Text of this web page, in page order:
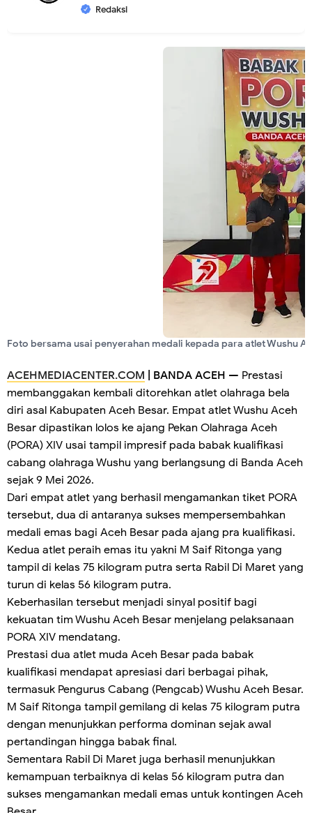
Redaksi
Foto bersama usai penyerahan medali kepada para atlet Wushu
ACEHMEDIACENTER.COM | BANDA ACEH — Prestasi
membanggakan kembali ditorehkan atlet olahraga bela
diri asal Kabupaten Aceh Besar. Empat atlet Wushu Aceh
Besar dipastikan lolos ke ajang Pekan Olahraga Aceh
(PORA) XIV usai tampil impresif pada babak kualifikasi
cabang olahraga Wushu yang berlangsung di Banda Aceh
sejak 9 Mei 2026.
Dari empat atlet yang berhasil mengamankan tiket PORA
tersebut, dua di antaranya sukses mempersembahkan
medali emas bagi Aceh Besar pada ajang pra kualifikasi.
Kedua atlet peraih emas itu yakni M Saif Ritonga yang
tampil di kelas 75 kilogram putra serta Rabil Di Maret yang
turun di kelas 56 kilogram putra.
Keberhasilan tersebut menjadi sinyal positif bagi
kekuatan tim Wushu Aceh Besar menjelang pelaksanaan
PORA XIV mendatang.
Prestasi dua atlet muda Aceh Besar pada babak
kualifikasi mendapat apresiasi dari berbagai pihak,
termasuk Pengurus Cabang (Pengcab) Wushu Aceh Besar.
M Saif Ritonga tampil gemilang di kelas 75 kilogram putra
dengan menunjukkan performa dominan sejak awal
pertandingan hingga babak final.
Sementara Rabil Di Maret juga berhasil menunjukkan
kemampuan terbaiknya di kelas 56 kilogram putra dan
sukses mengamankan medali emas untuk kontingen Aceh